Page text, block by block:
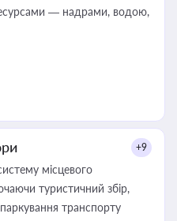
— надрами, водою,
+9
місцевого
туристичний збір,
плату за земельні ділянки, за паркування транспорту